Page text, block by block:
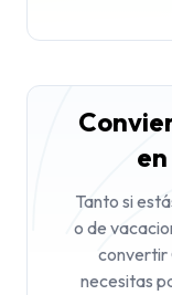
Tanto si
o de
convertir
necesitas